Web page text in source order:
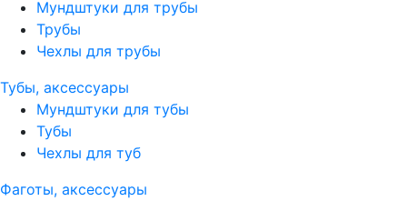
Мундштуки для трубы
Трубы
Чехлы для трубы
Тубы, аксессуары
Мундштуки для тубы
Тубы
Чехлы для туб
Фаготы, аксессуары